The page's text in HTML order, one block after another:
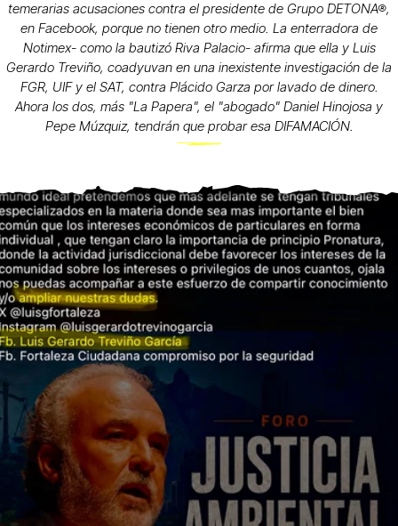
temerarias acusaciones contra el presidente de Grupo DETONA®,
en Facebook, porque no tienen otro medio. La enterradora de
Notimex- como la bautizó Riva Palacio- afirma que ella y Luis
Gerardo Treviño, coadyuvan en una inexistente investigación de la
FGR, UIF y el SAT, contra Plácido Garza por lavado de dinero.
Ahora los dos, más "La Papera", el "abogado" Daniel Hinojosa y
Pepe Múzquiz, tendrán que probar esa DIFAMACIÓN.